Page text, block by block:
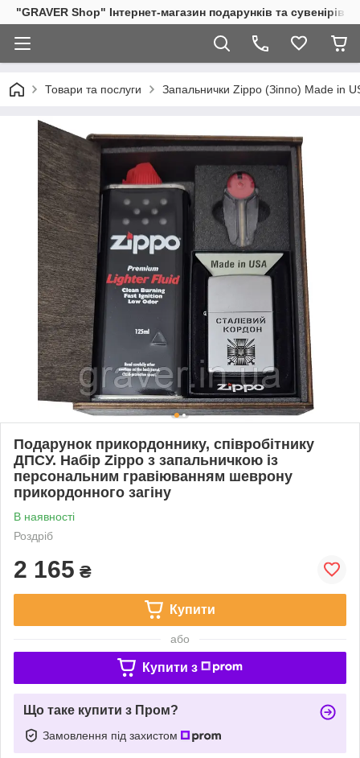
"GRAVER Shop" Інтернет-магазин подарунків та сувенірів
Товари та послуги Запальнички Zippo (Зіппо) Made in
Подарунок прикордоннику, співробітнику
ДПСУ. Набір Zippo з запальничкою із
персональним гравіюванням шеврону
прикордонного загіну
В наявності
Роздріб
2 165 ₴
Купити
або
Купити з
Що таке купити з Пром?
Замовлення під захистом